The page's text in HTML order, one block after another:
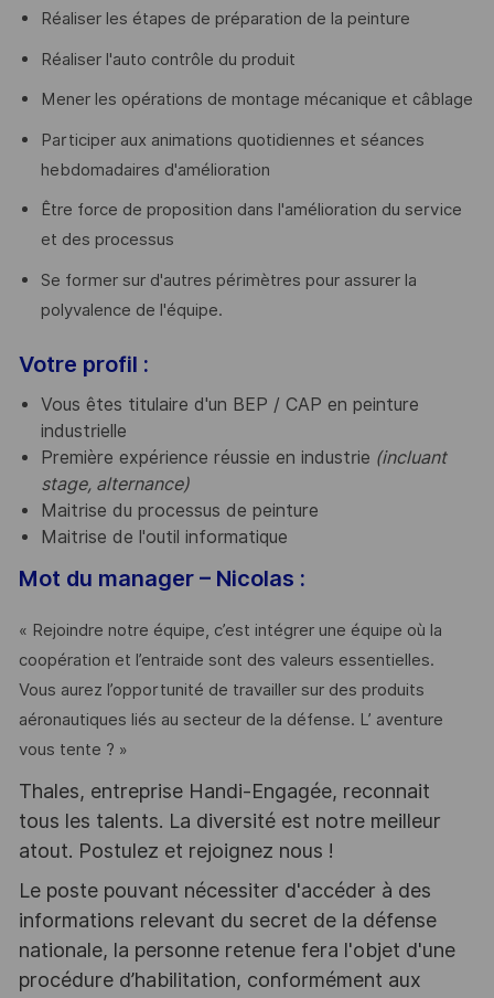
Réaliser les étapes de préparation de la peinture
Réaliser l'auto contrôle du produit
Mener les opérations de montage mécanique et câblage
Participer aux animations quotidiennes et séances
hebdomadaires d'amélioration
Être force de proposition dans l'amélioration du service
et des processus
Se former sur d'autres périmètres pour assurer la
polyvalence de l'équipe.
Votre profil :
Vous êtes titulaire d'un BEP / CAP en peinture
industrielle
Première expérience réussie en industrie (incluant
stage, alternance)
Maitrise du processus de peinture
Maitrise de l'outil informatique
Mot du manager – Nicolas :
« Rejoindre notre équipe, c’est intégrer une équipe où la
coopération et l’entraide sont des valeurs essentielles.
Vous aurez l’opportunité de travailler sur des produits
aéronautiques liés au secteur de la défense. L’ aventure
vous tente ? »
Thales, entreprise Handi-Engagée, reconnait
tous les talents. La diversité est notre meilleur
atout. Postulez et rejoignez nous !
Le poste pouvant nécessiter d'accéder à des
informations relevant du secret de la défense
nationale, la personne retenue fera l'objet d'une
procédure d’habilitation, conformément aux